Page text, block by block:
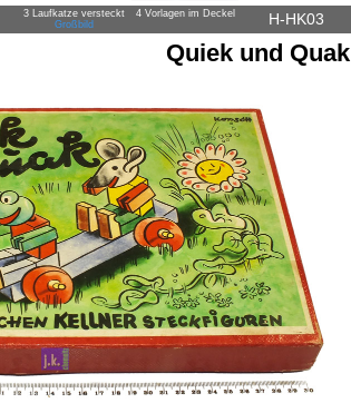
3 Laufkatze versteckt
Großbild
4 Vorlagen im Deckel H-HK03
Quiek und Quak